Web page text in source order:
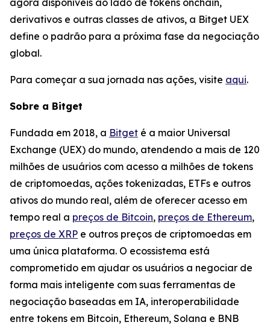
derivativos e outras classes de ativos, a Bitget UEX
define o padrão para a próxima fase da negociação
global.
Para começar a sua jornada nas ações, visite aqui.
Sobre a Bitget
Fundada em 2018, a Bitget é a maior Universal
Exchange (UEX) do mundo, atendendo a mais de 120
milhões de usuários com acesso a milhões de tokens
de criptomoedas, ações tokenizadas, ETFs e outros
ativos do mundo real, além de oferecer acesso em
tempo real a preços de Bitcoin, preços de Ethereum,
preços de XRP e outros preços de criptomoedas em
uma única plataforma. O ecossistema está
comprometido em ajudar os usuários a negociar de
forma mais inteligente com suas ferramentas de
negociação baseadas em IA, interoperabilidade
entre tokens em Bitcoin, Ethereum, Solana e BNB